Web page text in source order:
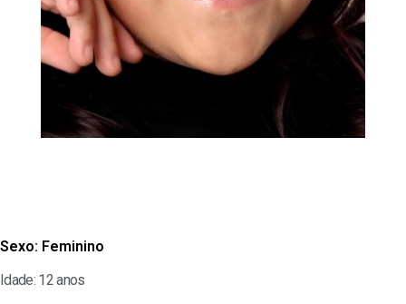
Sexo: Feminino
Idade: 12 anos